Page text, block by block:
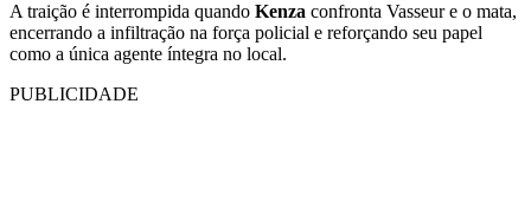
A traição é interrompida quando Kenza confronta Vasseur e o mata,
encerrando a infiltração na força policial e reforçando seu papel
como a única agente íntegra no local.
PUBLICIDADE